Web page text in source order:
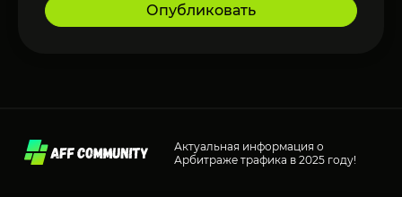
Опубликовать
Актуальная информация о
Арбитраже трафика в 2025 году!